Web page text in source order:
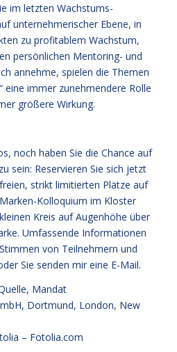
im letzten Wachstums-
unternehmerischer Ebene, in
zu profitablem Wachstum,
persönlichen Mentoring- und
annehme, spielen die Themen
eine immer zunehmendere Rolle
größere Wirkung.
noch haben Sie die Chance auf
sein: Reservieren Sie sich jetzt
strikt limitierten Plätze auf
Kolloquium im Kloster
Kreis auf Augenhöhe über
Umfassende Informationen
von Teilnehmern und
Sie senden mir eine E-Mail.
, Mandat
Dortmund, London, New
– Fotolia.com